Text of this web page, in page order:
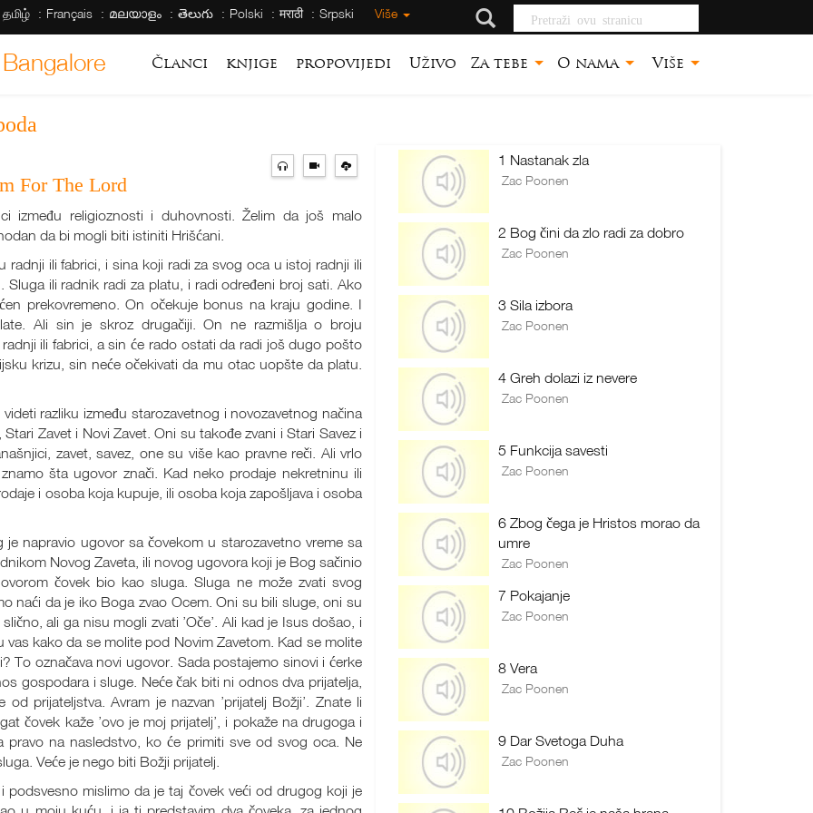
தமிழ் Français മലയാളം తెలుగు Polski मराठी Srpski Više
Pretraži ovu
stranicu
Članci knjige propovijedi Uživo Za tebe O nama Više
For The Lord
između religioznosti i duhovnosti. Želim da još malo
da bi mogli biti istiniti Hrišćani.
radnji ili fabrici, i sina koji radi za svog oca u istoj radnji ili
ili radnik radi za platu, i radi određeni broj sati. Ako
prekovremeno. On očekuje bonus na kraju godine. I
Ali sin je skroz drugačiji. On ne razmišlja o broju
ili fabrici, a sin će rado ostati da radi još dugo pošto
krizu, sin neće očekivati da mu otac uopšte da platu.
razliku između starozavetnog i novozavetnog načina
Zavet i Novi Zavet. Oni su takođe zvani i Stari Savez i
zavet, savez, one su više kao pravne reči. Ali vrlo
šta ugovor znači. Kad neko prodaje nekretninu ili
i osoba koja kupuje, ili osoba koja zapošljava i osoba
napravio ugovor sa čovekom u starozavetno vreme sa
Novog Zaveta, ili novog ugovora koji je Bog sačinio
čovek bio kao sluga. Sluga ne može zvati svog
naći da je iko Boga zvao Ocem. Oni su bili sluge, oni su
ali ga nisu mogli zvati ’Oče’. Ali kad je Isus došao, i
kako da se molite pod Novim Zavetom. Kad se molite
To označava novi ugovor. Sada postajemo sinovi i ćerke
gospodara i sluge. Neće čak biti ni odnos dva prijatelja,
prijateljstva. Avram je nazvan ’prijatelj Božji’. Znate li
čovek kaže ’ovo je moj prijatelj’, i pokaže na drugoga i
pravo na nasledstvo, ko će primiti sve od svog oca. Ne
Veće je nego biti Božji prijatelj.
podsvesno mislimo da je taj čovek veći od drugog koji je
1 Nastanak zla
Zac Poonen
2 Bog čini da zlo radi za dobro
Zac Poonen
3 Sila izbora
Zac Poonen
4 Greh dolazi iz nevere
Zac Poonen
5 Funkcija savesti
Zac Poonen
6 Zbog čega je Hristos morao da
umre
Zac Poonen
7 Pokajanje
Zac Poonen
8 Vera
Zac Poonen
9 Dar Svetoga Duha
Zac Poonen